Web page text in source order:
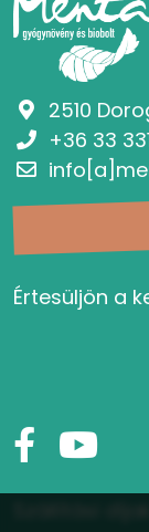
Értesüljön a
2510
+36 33